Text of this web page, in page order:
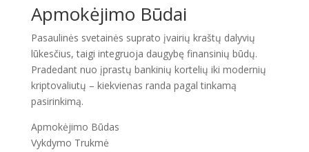
Apmokėjimo Būdai
Pasaulinės svetainės suprato įvairių kraštų dalyvių
lūkesčius, taigi integruoja daugybę finansinių būdų.
Pradedant nuo įprastų bankinių kortelių iki modernių
kriptovaliutų – kiekvienas randa pagal tinkamą
pasirinkimą.
Apmokėjimo Būdas
Vykdymo Trukmė